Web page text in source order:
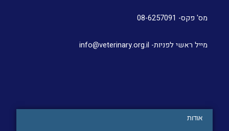
אודות
מס' פקס- 08-6257091
מייל ראשי לפניות- info@veterinary.org.il